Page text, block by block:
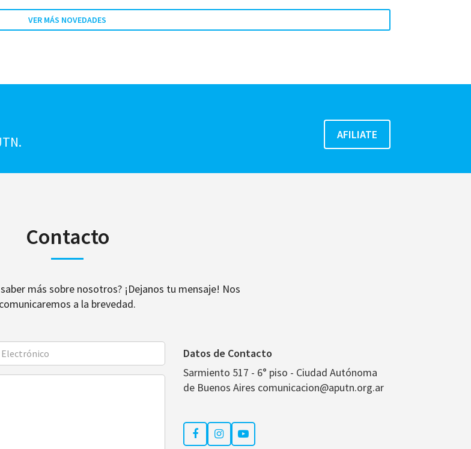
VER MÁS NOVEDADES
Contacto
saber más sobre nosotros? ¡Dejanos tu mensaje! Nos
comunicaremos a la brevedad.
Datos de Contacto
Sarmiento 517 - 6° piso - Ciudad Autónoma
de Buenos Aires comunicacion@aputn.org.ar